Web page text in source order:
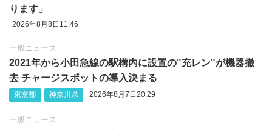
ります」
2026年8月8日11:46
一般ニュース
2021年から小田急線の駅構内に設置の"充レン"が機器撤
去 チャージスポットの導入決まる
東京都 神奈川県 2026年8月7日20:29
一般ニュース